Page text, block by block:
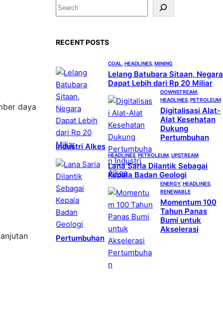
daya
S
e
r
h
RECENT POSTS
COAL HEADLINES MINING
Lelang Batubara Sitaan, Negara
Dapat Lebih dari Rp 20 Miliar
DOWNSTREAM
HEADLINES PETROLEUM
Digitalisasi Alat-
Alat Kesehatan
Dukung
Pertumbuhan
Industri Alkes
HEADLINES PETROLEUM UPSTREAM
Lana Saria Dilantik Sebagai
Kepala Badan Geologi
ENERGY, HEADLINES
RENEWABLE
Momentum 100
Tahun Panas
Bumi untuk
Akselerasi
Pertumbuhan